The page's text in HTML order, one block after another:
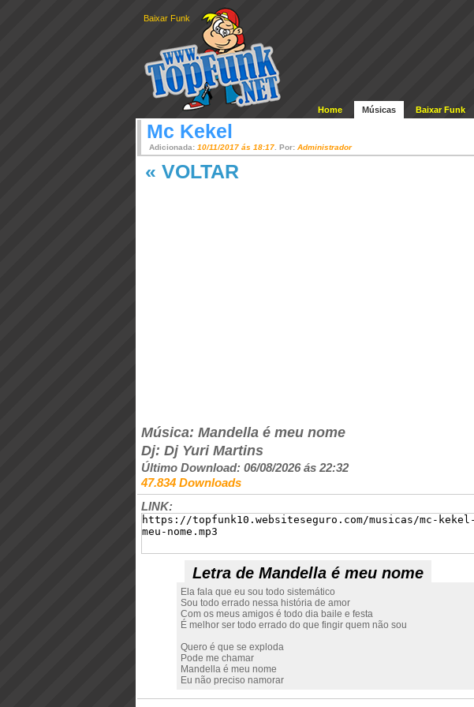
Baixar Funk
Home Músicas Baixar Funk
Mc Kekel
Adicionada: 10/11/2017 ás 18:17 . Por: Administrador
« VOLTAR
Música: Mandella é meu nome
Dj: Dj Yuri Martins
Último Download: 06/08/2026 ás 22:32
47.834 Downloads
LINK:
Letra de Mandella é meu nome
Ela fala que eu sou todo sistemático
Sou todo errado nessa história de amor
Com os meus amigos é todo dia baile e festa
É melhor ser todo errado do que fingir quem não sou
Quero é que se exploda
Pode me chamar
Mandella é meu nome
Eu não preciso namorar